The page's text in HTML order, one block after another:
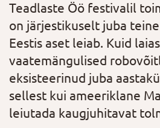
Teadlaste Öö festivalil
on järjestikuselt juba
Eestis aset leiab. Kuid
vaatemängulised
eksisteerinud juba
sellest kui ameeriklane
leiutada kaugjuhitavat